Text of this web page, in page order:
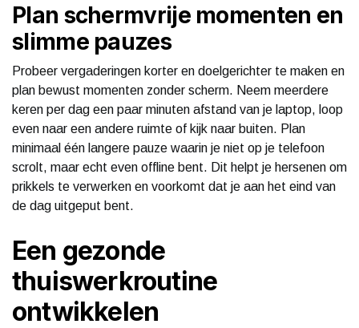
Plan schermvrije momenten en
slimme pauzes
Probeer vergaderingen korter en doelgerichter te maken en
plan bewust momenten zonder scherm. Neem meerdere
keren per dag een paar minuten afstand van je laptop, loop
even naar een andere ruimte of kijk naar buiten. Plan
minimaal één langere pauze waarin je niet op je telefoon
scrolt, maar echt even offline bent. Dit helpt je hersenen om
prikkels te verwerken en voorkomt dat je aan het eind van
de dag uitgeput bent.
Een gezonde
thuiswerkroutine
ontwikkelen